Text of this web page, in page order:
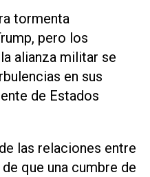
tormenta
pero los
alianza militar se
en sus
de Estados
las relaciones ‌entre
que una ‌cumbre de